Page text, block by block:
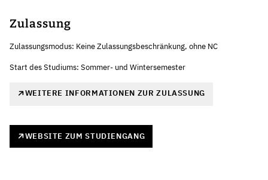
Zulassung
Zulassungsmodus: Keine Zulassungsbeschränkung, ohne NC
Start des Studiums: Sommer- und Wintersemester
WEITERE INFORMATIONEN ZUR ZULASSUNG
WEBSITE ZUM STUDIENGANG